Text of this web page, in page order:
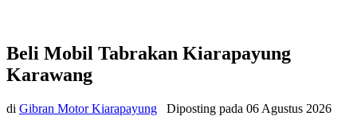
Beli Mobil Tabrakan Kiarapayung
Karawang
di Gibran Motor Kiarapayung Diposting pada 06 Agustus 2026